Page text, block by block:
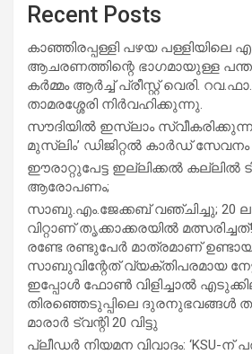
Recent Posts
കാഞ്ഞിരപ്പള്ളി പഴയ പള്ളിയിലെ
ആചരണത്തിന്റെ ഭാഗമായുള്ള
കർമ്മം ആർച്ച് പ്രീസ്റ്റ് വെരി.
താമരശ്ശേരി നിർവഹിക്കുന്നു.
സൗദിയില്‍ ഇസ്‌ലാം
മുസ്ലിം’ ഡിജിറ്റല്‍ കാര്‍ഡ് സേവനം
ഈരാറ്റുപേട്ട ഇല്ലിക്കൽ കല്ലിൽ
ആരോപണം;
സാബു.എം.ജേക്കബ് വഞ്ചിച്ചു; 20
വിറ്റാണ് തൃക്കാക്കരയില്‍
രണ്ടേ രണ്ടുപേര്‍ മാത്രമാണ്
സാബുവിന്റേത് വ്യക്തിപരമായ
ഇപ്പോള്‍ ഫോണ്‍ വിളിച്ചാല്‍
തിരഞ്ഞെടുപ്പിലെ ദുരനുഭവങ്ങള്‍
മാരാര്‍ ട്വന്റി 20 വിട്ടു
പ്ലീഡർ നിയമന വിവാദം: ‘KSU-ന്